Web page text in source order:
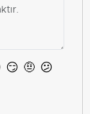
😏 🤨 😕